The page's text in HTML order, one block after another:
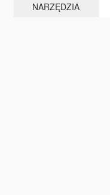
NARZĘDZIA